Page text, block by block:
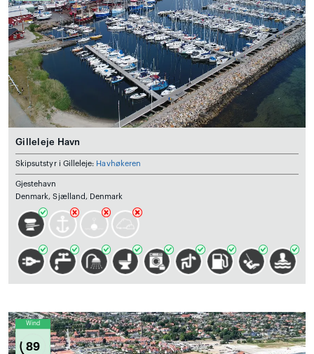
Gilleleje Havn
Skipsutstyr i Gilleleje: Havhøkeren
Gjestehavn
Denmark, Sjælland, Denmark
Wind
89